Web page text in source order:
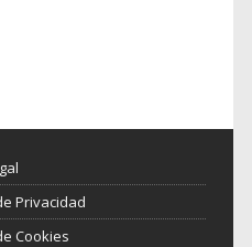
Privacidad
Cookies